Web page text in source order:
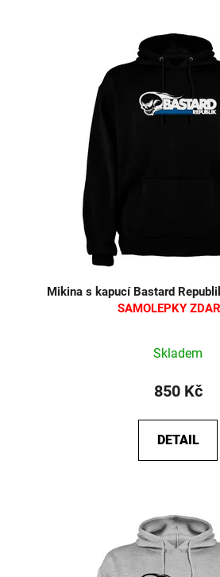
Mikina s kapucí Bastard
SAMOLEPKY
produktu
5,0
z
Skladem
850 Kč
DETAIL